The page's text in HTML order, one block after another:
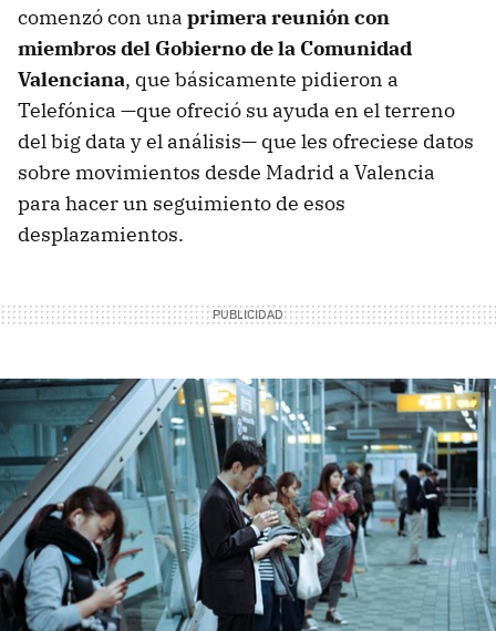
comenzó con una primera reunión con
miembros del Gobierno de la Comunidad
Valenciana, que básicamente pidieron a
Telefónica —que ofreció su ayuda en el terreno
del big data y el análisis— que les ofreciese datos
sobre movimientos desde Madrid a Valencia
para hacer un seguimiento de esos
desplazamientos.